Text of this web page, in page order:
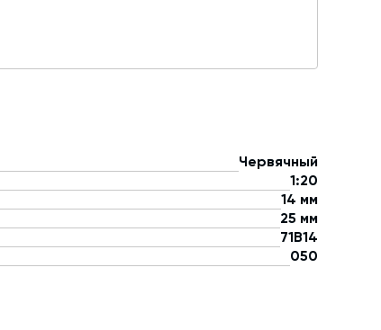
Червячный
1:20
14 мм
25 мм
71B14
050